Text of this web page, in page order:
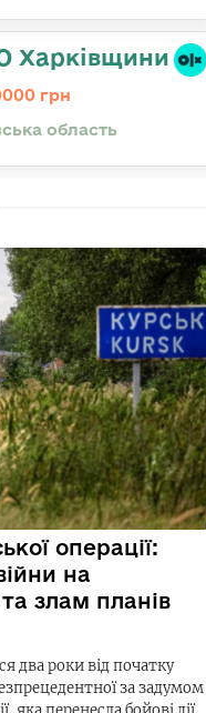
Харківщини
грн
область
операції:
на
злам планів
два роки від початку
за задумом